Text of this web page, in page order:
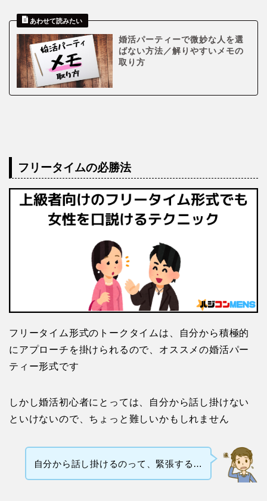
婚活パーティーで微妙な人を選
ばない方法／解りやすいメモの
取り方
フリータイムの必勝法
フリータイム形式のトークタイムは、自分から積極的
にアプローチを掛けられるので、オススメの婚活パー
ティー形式です
しかし婚活初心者にとっては、自分から話し掛けない
といけないので、ちょっと難しいかもしれません
自分から話し掛けるのって、緊張する…